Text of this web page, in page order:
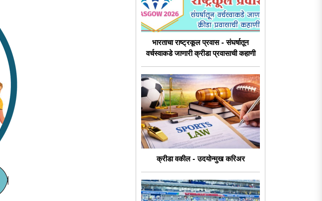
भारताचा राष्ट्रकूल प्रवास - संघर्षातून
वर्चस्वाकडे जाणारी क्रीडा प्रवासाची कहाणी
क्रीडा वकील - उदयोन्मुख करिअर